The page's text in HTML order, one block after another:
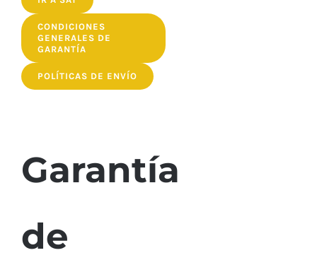
CONDICIONES
GENERALES DE
GARANTÍA
POLÍTICAS DE ENVÍO
Garantía
de